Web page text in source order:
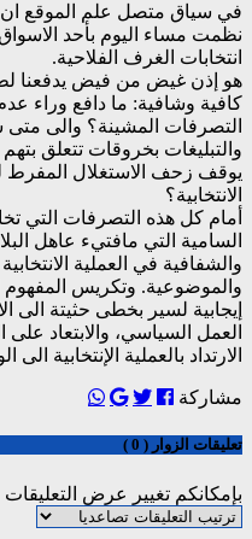
في سياق متصل علم الموقع ان
نظمت مساء اليوم بأحد
انتخابات الغرف الفلاحية.
هو إذن غيض من فيض يدفعنا
كافية وشافية: ما دافع وراء
التصرفات المشينة؟ والى
والتبليغات بخروقات تتعلق
يوقف زحف الاستغلال المفرط
الانتخابية؟
أمام كل هذه التصرفات التي
السامية التي مافتيء عاهل
والشفافية في العملية
والموضوعية. وتكريس
إيجابية لسير بخطى حثيتة الى
العمل السياسي، والابتعاد
الارتداد بالعملية الإنتخابية الى
مشاركة
تعليقات الزوار ( 0 )
بإمكانكم تغيير عرض